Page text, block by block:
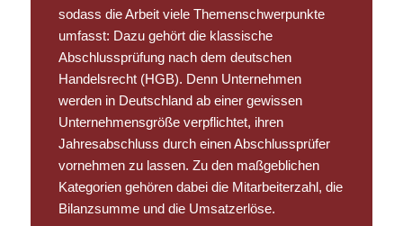
sodass die Arbeit viele Themenschwerpunkte
umfasst: Dazu gehört die klassische
Abschlussprüfung nach dem deutschen
Handelsrecht (HGB). Denn Unternehmen
werden in Deutschland ab einer gewissen
Unternehmensgröße verpflichtet, ihren
Jahresabschluss durch einen Abschlussprüfer
vornehmen zu lassen. Zu den maßgeblichen
Kategorien gehören dabei die Mitarbeiterzahl, die
Bilanzsumme und die Umsatzerlöse.